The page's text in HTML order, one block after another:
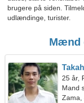
brugere på siden.
udlændinge, turister.
Mænd
25 år,
Mand
Zama,